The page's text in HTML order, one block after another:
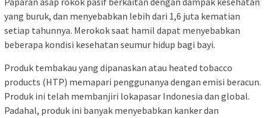
yang buruk, dan menyebabkan lebih dari 1,6 juta kematian
setiap tahunnya. Merokok saat hamil dapat menyebabkan
beberapa kondisi kesehatan seumur hidup bagi bayi.
Produk tembakau yang dipanaskan atau heated tobacco
products (HTP) memapari penggunanya dengan emisi beracun.
Produk ini telah membanjiri lokapasar Indonesia dan global.
Padahal, produk ini banyak menyebabkan kanker dan